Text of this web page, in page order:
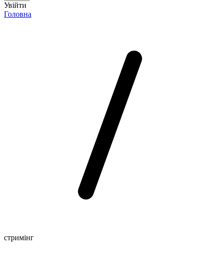
Увійти
Головна
стримінг